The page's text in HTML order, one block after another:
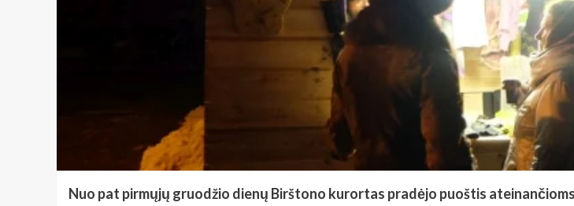
Nuo pat pirmųjų gruodžio dienų Birštono kurortas pradėjo puoštis